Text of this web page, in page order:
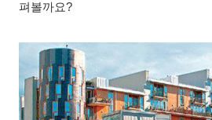
펴볼까요?